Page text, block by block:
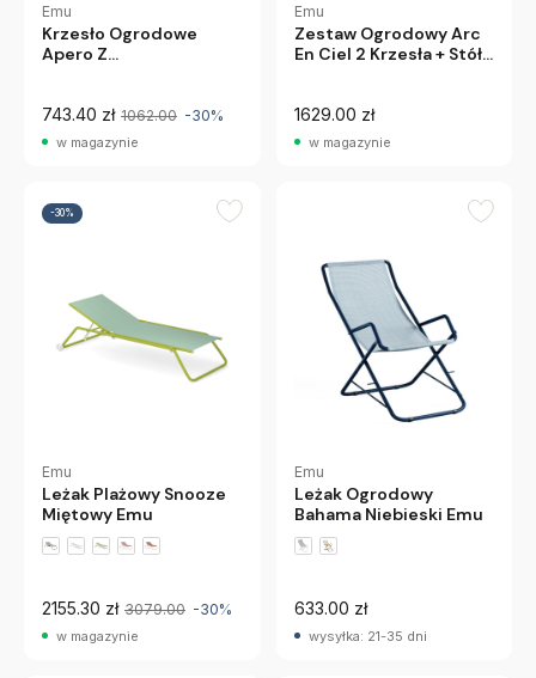
Emu
Krzesło Ogrodowe
Apero Z
743.40 zł 1062.00 -30%
w magazynie
Emu
Zestaw Ogrodowy Arc
En Ciel 2 Krzesła + Stół
1629.00 zł
w magazynie
-30%
Emu
Leżak Plażowy Snooze
Miętowy Emu
2155.30 zł 3079.00 -30%
w magazynie
Emu
Leżak Ogrodowy
Bahama Niebieski Emu
633.00 zł
wysyłka: 21-35 dni